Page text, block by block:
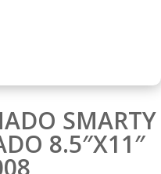
SMARTY
8.5″X11″